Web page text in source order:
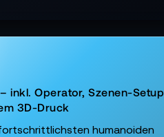
inkl. Operator, Szenen-Setup,
3D-Druck
humanoiden